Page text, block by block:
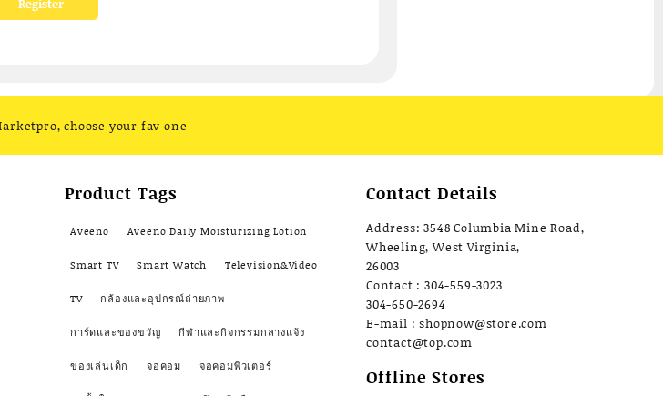
Register
choose your fav one
Product Tags
Aveeno Aveeno Daily Moisturizing Lotion
Smart TV Smart Watch Television&Video
TV กล้องและอุปกรณ์ถ่ายภาพ
การ์ดและของขวัญ กีฬาและกิจกรรมกลางแจ้ง
ของเล่นเด็ก จอคอม จอคอมพิวเตอร์
Contact Details
Address: 3548 Columbia Mine Road,
Wheeling, West Virginia,
26003
Contact : 304-559-3023
304-650-2694
E-mail : shopnow@store.com
contact@top.com
Offline Stores